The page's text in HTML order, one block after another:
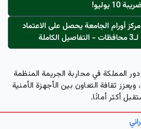
يوليو!
أورام الجامعة يحصل على الاعتماد
دور المملكة في محاربة الجريمة المنظمة
ثقافة التعاون بين الأجهزة الأمنية
أكثر أمانًا.